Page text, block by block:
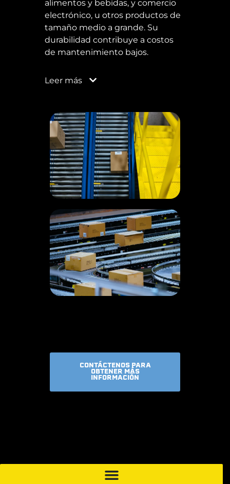
alimentos y bebidas, y comercio
electrónico, u otros productos de
tamaño medio a grande. Su
durabilidad contribuye a costos
de mantenimiento bajos.
Leer más
CONTÁCTENOS PARA
OBTENER MÁS
INFORMACIÓN